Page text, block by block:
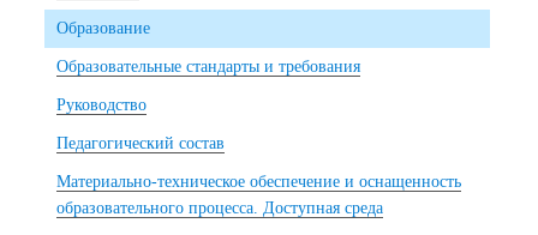
Образование
Образовательные стандарты и требования
Руководство
Педагогический состав
Материально-техническое обеспечение и оснащенность
образовательного процесса. Доступная среда